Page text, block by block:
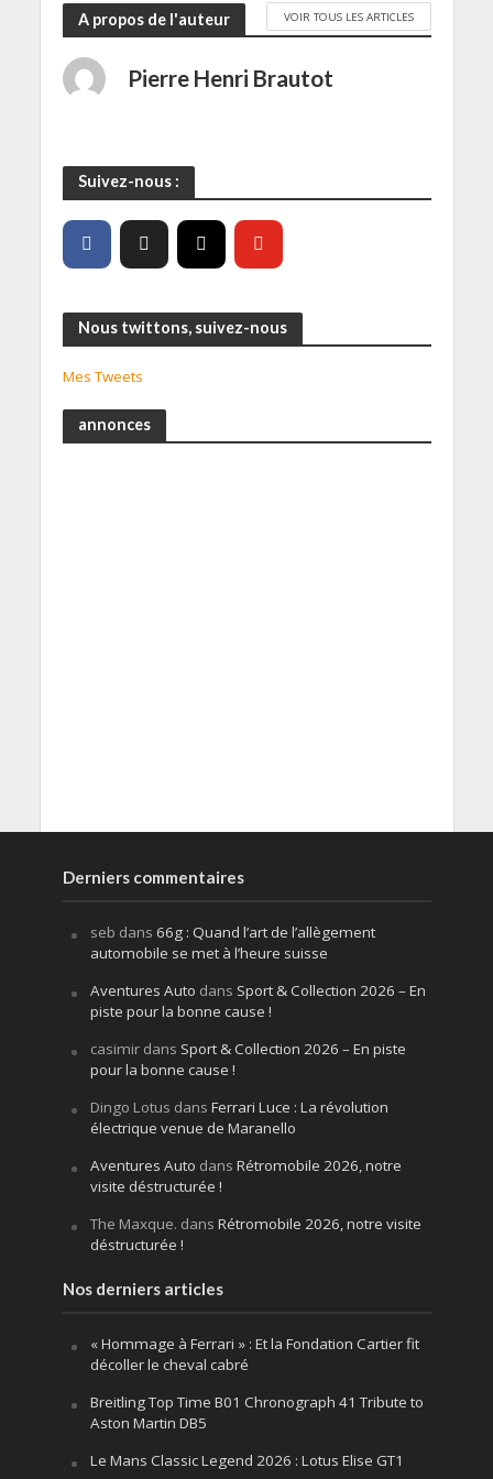
A propos de l'auteur VOIR TOUS LES ARTICLES
Pierre Henri Brautot
Suivez-nous :
Nous twittons, suivez-nous
Mes Tweets
annonces
Derniers commentaires
seb dans 66g : Quand l’art de l’allègement
automobile se met à l’heure suisse
Aventures Auto dans Sport & Collection 2026 – En
piste pour la bonne cause !
casimirdans Sport & Collection 2026 – En piste
pour la bonne cause !
Dingo Lotus dans Ferrari Luce : La révolution
électrique venue de Maranello
Aventures Auto dans Rétromobile 2026, notre
visite déstructurée !
The Maxque. dans Rétromobile 2026, notre visite
déstructurée !
Nos derniers articles
« Hommage à Ferrari » : Et la Fondation Cartier fit
décoller le cheval cabré
Breitling Top Time B01 Chronograph 41 Tribute to
Aston Martin DB5
Le Mans Classic Legend 2026 : Lotus Elise GT1